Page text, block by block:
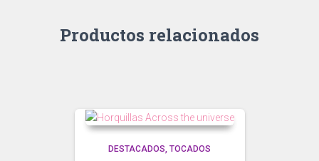
Productos relacionados
DESTACADOS TOCADOS